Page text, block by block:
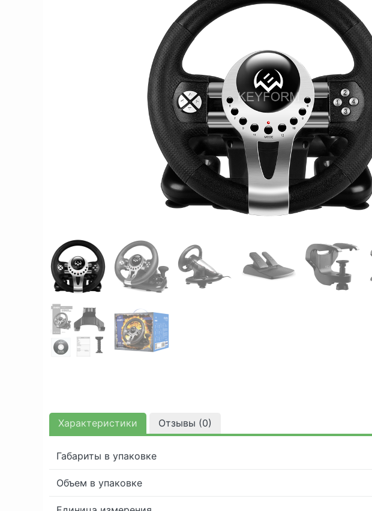
Характеристики Отзывы (0)
Габариты в упаковке
Объем в упаковке